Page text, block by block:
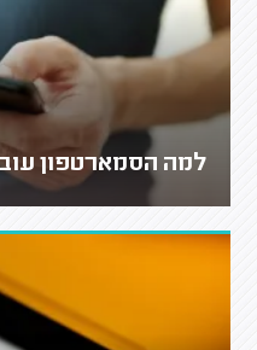
למה הסמארטפון